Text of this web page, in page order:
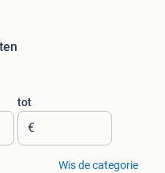
tot
€
Wis de categorie